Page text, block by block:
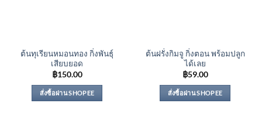
ต้นทุเรียนหมอนทอง กิ่งพันธุ์
เสียบยอด
฿150.00
สั่งซื้อผ่าน SHOPEE
ต้นฝรั่งกิมจู กิ่งตอน พร้อมปลูก
ได้เลย
฿59.00
สั่งซื้อผ่าน SHOPEE